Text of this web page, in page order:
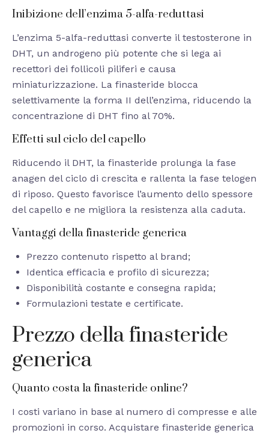
Inibizione dell’enzima 5-alfa-reduttasi
L’enzima 5-alfa-reduttasi converte il testosterone in
DHT, un androgeno più potente che si lega ai
recettori dei follicoli piliferi e causa
miniaturizzazione. La finasteride blocca
selettivamente la forma II dell’enzima, riducendo la
concentrazione di DHT fino al 70%.
Effetti sul ciclo del capello
Riducendo il DHT, la finasteride prolunga la fase
anagen del ciclo di crescita e rallenta la fase telogen
di riposo. Questo favorisce l’aumento dello spessore
del capello e ne migliora la resistenza alla caduta.
Vantaggi della finasteride generica
Prezzo contenuto rispetto al brand;
Identica efficacia e profilo di sicurezza;
Disponibilità costante e consegna rapida;
Formulazioni testate e certificate.
Prezzo della finasteride
generica
Quanto costa la finasteride online?
I costi variano in base al numero di compresse e alle
promozioni in corso. Acquistare finasteride generica